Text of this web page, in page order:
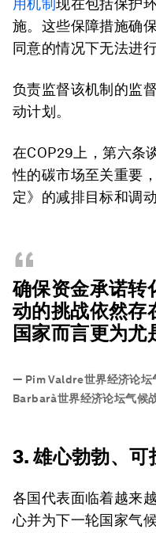
用机制现在包括保护
施。这些保障措施确
同意的情况下无法进行
负责监督该机制的监
动计划。
在COP29上，第六条
性的碳市场至关重要
定》的减排目标和调
“
确保资金承诺转
动的挑战依然存
国家而言更为尤
— Pim Valdre世界经济论
Barbarà世界经济论坛气候
3. 雄心勃勃、
各国代表面临着越来
心并为下一轮国家气